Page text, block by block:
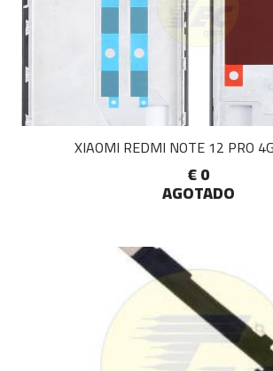
XIAOMI REDMI NOTE 12 PRO
€ 0
AGOTADO